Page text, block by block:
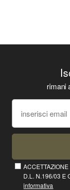
rimani
D.L. N.196/03 E
informativa